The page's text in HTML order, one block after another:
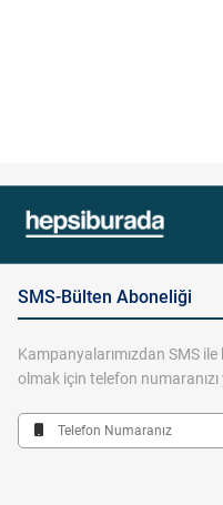
SMS-Bülten Aboneliği
Kampanyalarımızdan SMS
olmak için telefon numaranızı